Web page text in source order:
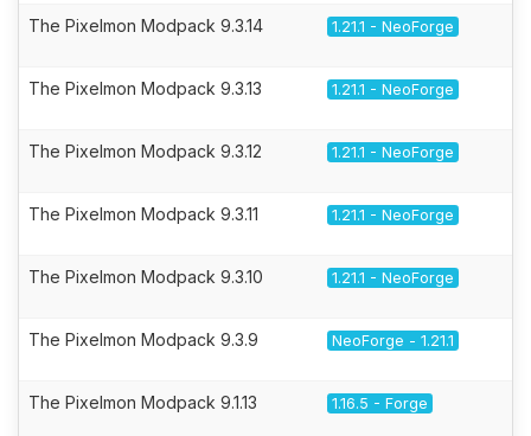
The Pixelmon Modpack 9.3.14 1.21.1 - NeoForge
The Pixelmon Modpack 9.3.13 1.21.1 - NeoForge
The Pixelmon Modpack 9.3.12 1.21.1 - NeoForge
The Pixelmon Modpack 9.3.11 1.21.1 - NeoForge
The Pixelmon Modpack 9.3.10 1.21.1 - NeoForge
The Pixelmon Modpack 9.3.9 NeoForge - 1.21.1
The Pixelmon Modpack 9.1.13 1.16.5 - Forge